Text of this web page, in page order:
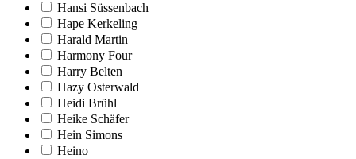
Hansi Süssenbach
Hape Kerkeling
Harald Martin
Harmony Four
Harry Belten
Hazy Osterwald
Heidi Brühl
Heike Schäfer
Hein Simons
Heino